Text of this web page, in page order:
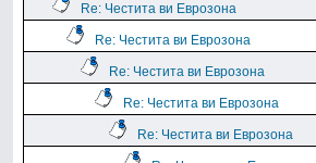
Re: Честита ви Еврозона
Re: Честита ви Еврозона
Re: Честита ви Еврозона
Re: Честита ви Еврозона
Re: Честита ви Еврозона